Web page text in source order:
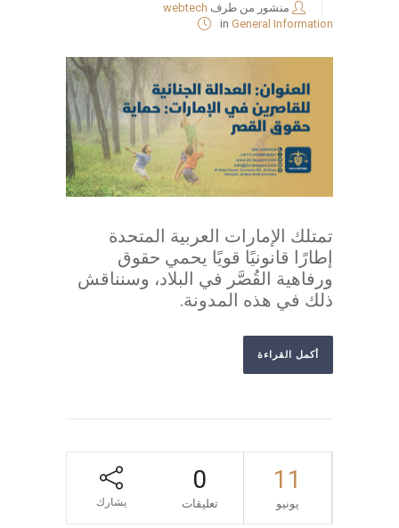
منشور من طرف webtech
in General Information
تمتلك الإمارات العربية المتحدة
إطارًا قانونيًا قويًا يحمي حقوق
ورفاهية القُصَّر في البلاد، وسنناقش
ذلك في هذه المدونة.
أكمل القراءة
11
يونيو
0
تعليقات يشارك